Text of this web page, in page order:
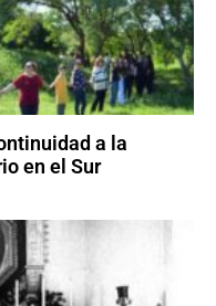
a la
en el Sur